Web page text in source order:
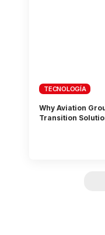
TECNOLOGÍA
Why Aviation
Transition